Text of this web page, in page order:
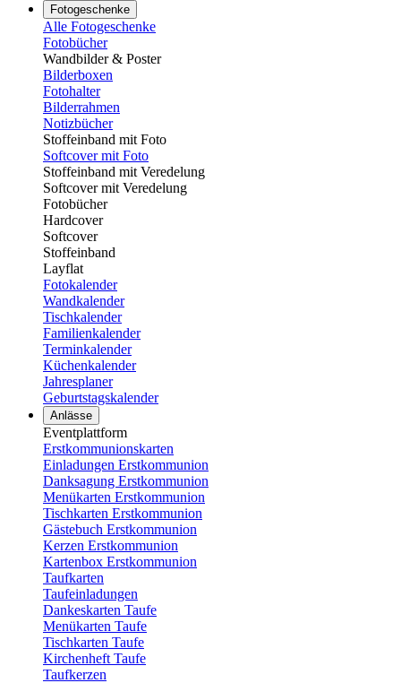
Fotogeschenke
Alle Fotogeschenke
Fotobücher
Wandbilder & Poster
Bilderboxen
Fotohalter
Bilderrahmen
Notizbücher
Stoffeinband mit Foto
Softcover mit Foto
Stoffeinband mit Veredelung
Softcover mit Veredelung
Fotobücher
Hardcover
Softcover
Stoffeinband
Layflat
Fotokalender
Wandkalender
Tischkalender
Familienkalender
Terminkalender
Küchenkalender
Jahresplaner
Geburtstagskalender
Anlässe
Eventplattform
Erstkommunionskarten
Einladungen Erstkommunion
Danksagung Erstkommunion
Menükarten Erstkommunion
Tischkarten Erstkommunion
Gästebuch Erstkommunion
Kerzen Erstkommunion
Kartenbox Erstkommunion
Taufkarten
Taufeinladungen
Dankeskarten Taufe
Menükarten Taufe
Tischkarten Taufe
Kirchenheft Taufe
Taufkerzen